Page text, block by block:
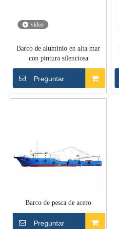
vídeo
Barco de aluminio en alta mar
con pintura silenciosa
Preguntar
Barco de pesca de acero
Preguntar